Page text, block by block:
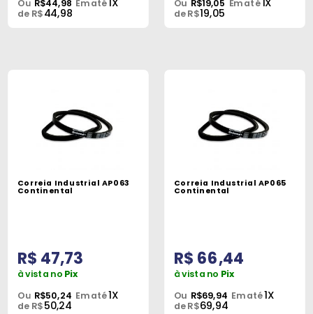
Ou R$44,98 Em até1X
de R$44,98
Ou R$19,05 Em até1X
de R$19,05
Correia Industrial AP063
Continental
R$ 47,73
à vista no Pix
Ou R$50,24 Em até1X
de R$50,24
Correia Industrial AP065
Continental
R$ 66,44
à vista no Pix
Ou R$69,94 Em até1X
de R$69,94